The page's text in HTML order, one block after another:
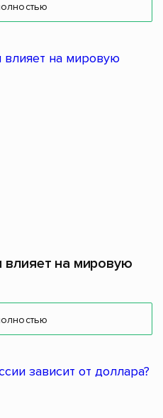
влияет на мировую